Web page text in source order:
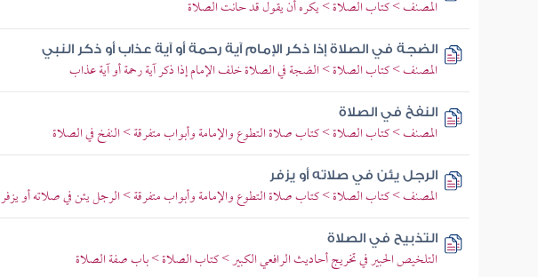
المصنف > كتاب الصلاة > يكره أن يقول قد حانت الصلاة
الضجة في الصلاة إذا ذكر الإمام آية رحمة أو آية عذاب أو ذكر النبي
المصنف > كتاب الصلاة > الضجة في الصلاة خلف الإمام إذا ذكر آية رحمة أو آية عذاب
النفخ في الصلاة
المصنف > كتاب الصلاة > كتاب صلاة التطوع والإمامة وأبواب متفرقة > النفخ في الصلاة
الرجل يئن في صلاته أو يزفر
المصنف > كتاب الصلاة > كتاب صلاة التطوع والإمامة وأبواب متفرقة > الرجل يئن في صلاته أو يزفر
التذبيح في الصلاة
التلخيص الحبير في تخريج أحاديث الرافعي الكبير > كتاب الصلاة > باب صفة الصلاة